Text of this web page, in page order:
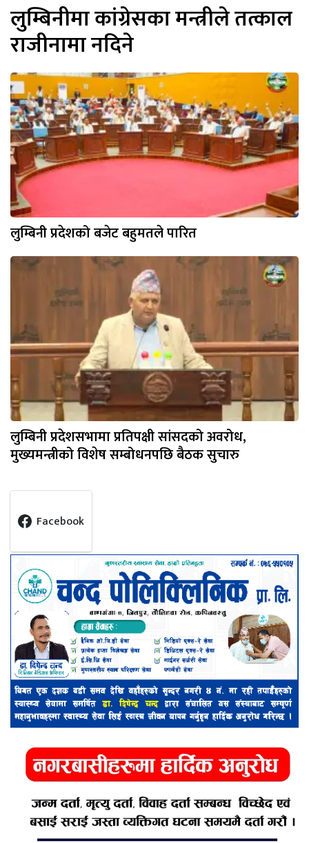
लुम्बिनीमा कांग्रेसका मन्त्रीले तत्काल
राजीनामा नदिने
लुम्बिनी प्रदेशको बजेट बहुमतले पारित
लुम्बिनी प्रदेशसभामा प्रतिपक्षी सांसदको अवरोध,
मुख्यमन्त्रीको विशेष सम्बोधनपछि बैठक सुचारु
Facebook